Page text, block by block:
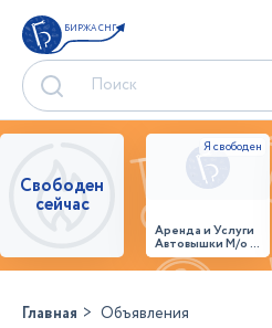
БИРЖА СНГ
Свободен
сейчас
Аренда и Услуги
Автовышки М/о г.
Домодедово
26,28,32 место
Главная Объявления